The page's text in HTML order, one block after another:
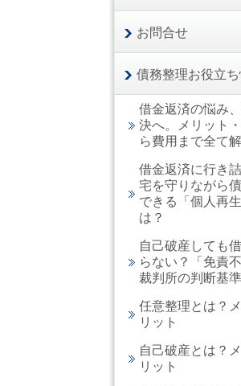
お問合せ
債務整理お役立ち
借金返済の悩み
決へ。メリット
ら費用まで全て
借金返済に行き
宅を守りながら
できる「個人再
は？
自己破産しても
らない？「免責
裁判所の判断基準
任意整理とは？
リット
自己破産とは？
リット